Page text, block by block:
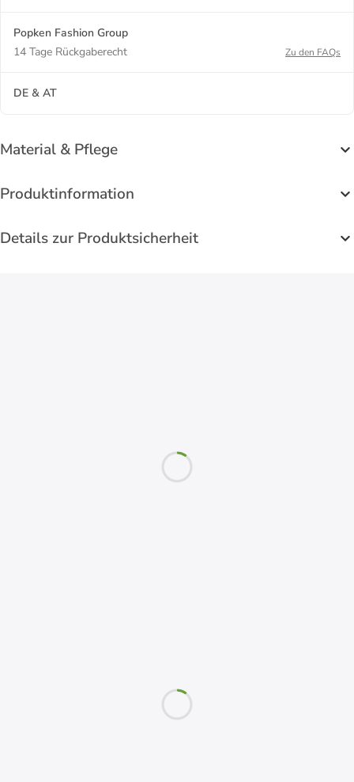
Popken Fashion Group
14 Tage Rückgaberecht
Zu den FAQs
DE & AT
Material & Pflege
Produktinformation
Details zur Produktsicherheit